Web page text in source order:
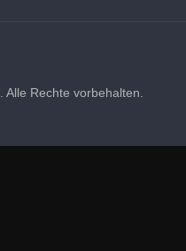
. Alle Rechte vorbehalten.